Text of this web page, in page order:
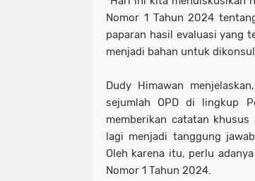
Nomor 1 Tahun 2024
paparan hasil evaluasi yang
menjadi bahan untuk
Dudy Himawan
sejumlah OPD di lingkup
memberikan catatan
lagi menjadi tanggung
Oleh karena itu, perlu
Nomor 1 Tahun 2024.